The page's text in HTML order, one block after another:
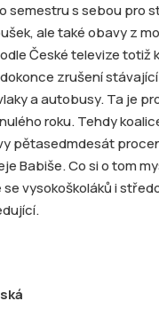
semestru s sebou pro
ale také obavy z
České televize totiž
zrušení
a autobusy. Ta je
roku. Tehdy
pětasedmdesát
Babiše. Co si o tom
vysokoškoláků i